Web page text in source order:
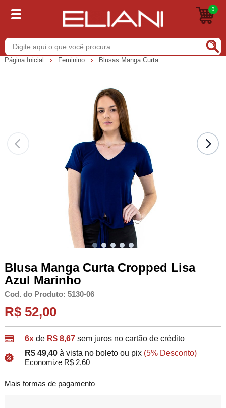
0
Página Inicial Feminino Blusas Manga Curta
Blusa Manga Curta Cropped Lisa
Azul Marinho
Cod. do Produto: 5130-06
R$ 52,00
6xde R$ 8,67 sem juros no cartão de crédito
R$ 49,40 à vista no boleto ou pix (5% Desconto)
Economize R$ 2,60
Mais formas de pagamento